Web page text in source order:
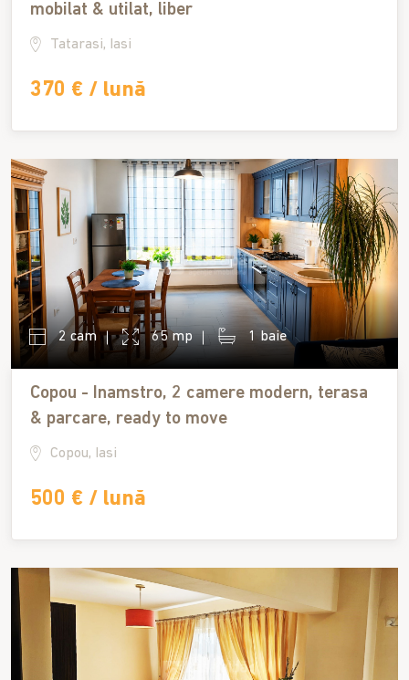
mobilat & utilat, liber
Tatarasi, Iasi
370 € / lună
2 cam 65 mp 1 baie
Copou - Inamstro, 2 camere modern, terasa
& parcare, ready to move
Copou, Iasi
500 € / lună